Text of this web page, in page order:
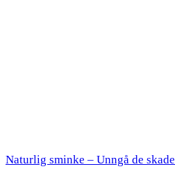
Naturlig sminke – Unngå de